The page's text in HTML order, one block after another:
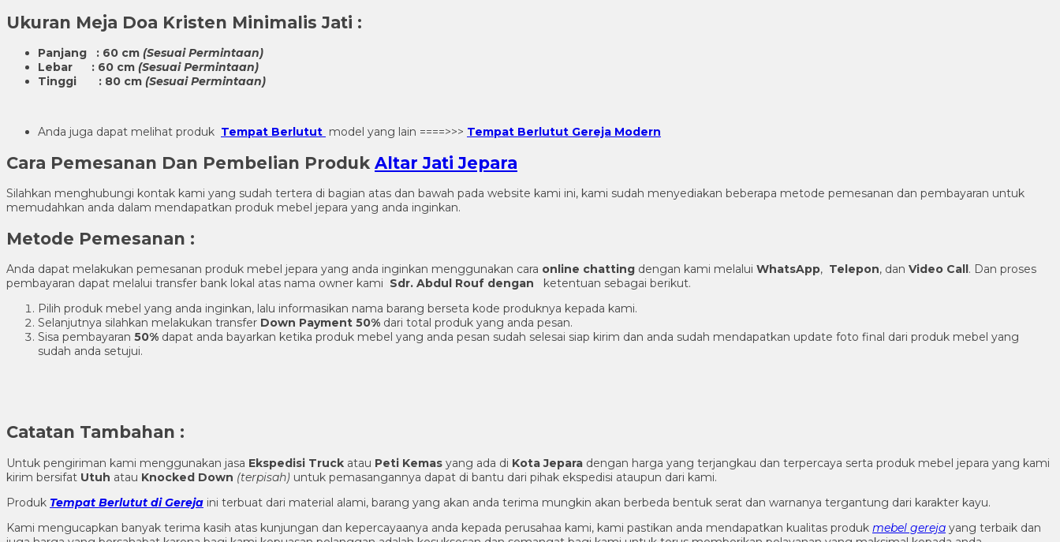
Ukuran Meja Doa Kristen Minimalis Jati :
Panjang : 60 cm (Sesuai Permintaan)
Lebar : 60 cm (Sesuai Permintaan)
Tinggi : 80 cm (Sesuai Permintaan)
Anda juga dapat melihat produk Tempat Berlutut model yang lain ====>>> Tempat Berlutut Gereja Modern
Cara Pemesanan Dan Pembelian Produk Altar Jati Jepara
Silahkan menghubungi kontak kami yang sudah tertera di bagian atas dan bawah pada website kami ini, kami sudah menyediakan beberapa metode pemesanan dan pembayaran untuk
memudahkan anda dalam mendapatkan produk mebel jepara yang anda inginkan.
Metode Pemesanan :
Anda dapat melakukan pemesanan produk mebel jepara yang anda inginkan menggunakan cara online chatting dengan kami melalui WhatsApp, Telepon, dan Video Call. Dan proses
pembayaran dapat melalui transfer bank lokal atas nama owner kami Sdr. Abdul Rouf dengan ketentuan sebagai berikut.
Pilih produk mebel yang anda inginkan, lalu informasikan nama barang berseta kode produknya kepada kami.
Selanjutnya silahkan melakukan transfer Down Payment 50% dari total produk yang anda pesan.
Sisa pembayaran 50% dapat anda bayarkan ketika produk mebel yang anda pesan sudah selesai siap kirim dan anda sudah mendapatkan update foto final dari produk mebel yang
sudah anda setujui.
Catatan Tambahan :
Untuk pengiriman kami menggunakan jasa Ekspedisi Truck atau Peti Kemas yang ada di Kota Jepara dengan harga yang terjangkau dan terpercaya serta produk mebel jepara yang kami
kirim bersifat Utuh atau Knocked Down (terpisah) untuk pemasangannya dapat di bantu dari pihak ekspedisi ataupun dari kami.
Produk Tempat Berlutut di Gereja ini terbuat dari material alami, barang yang akan anda terima mungkin akan berbeda bentuk serat dan warnanya tergantung dari karakter kayu.
Kami mengucapkan banyak terima kasih atas kunjungan dan kepercayaanya anda kepada perusahaa kami, kami pastikan anda mendapatkan kualitas produk mebel gereja yang terbaik dan